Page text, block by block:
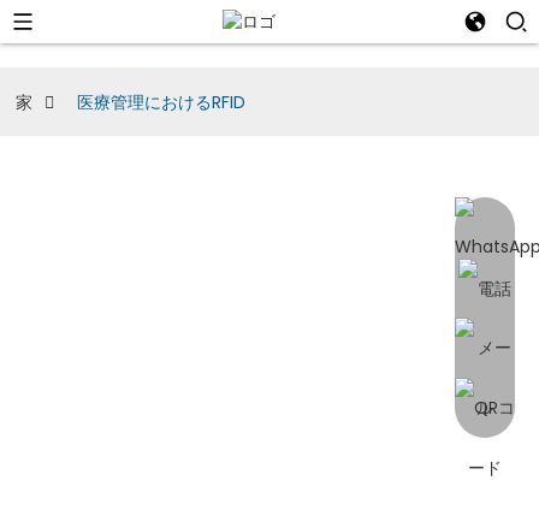
家 医療管理におけるRFID
アの改善、そして医療エコシステム全体における効率性の
向上を実現するための強力なツールであり続けています。